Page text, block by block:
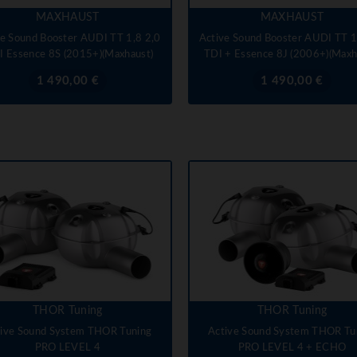
MAXHAUST
Sound Booster AUDI TT 1,8 2,0
Essence 8S (2015+)(Maxhaust)
Prix1 490,00 €
MAXHAUST
Active Sound Booster AUDI TT
TDI + Essence 8J
Prix1 490,00 €
THOR Tuning
Sound System THOR Tuning
PRO LEVEL 4
THOR Tuning
Active Sound System THOR
PRO LEVEL 4 + ECHO